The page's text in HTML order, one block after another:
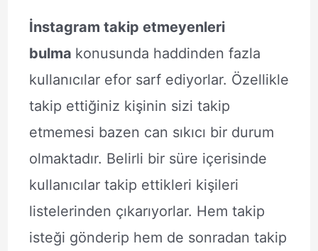
İnstagram takip etmeyenleri
bulma konusunda haddinden fazla
kullanıcılar efor sarf ediyorlar. Özellikle
takip ettiğiniz kişinin sizi takip
etmemesi bazen can sıkıcı bir durum
olmaktadır. Belirli bir süre içerisinde
kullanıcılar takip ettikleri kişileri
listelerinden çıkarıyorlar. Hem takip
isteği gönderip hem de sonradan takip